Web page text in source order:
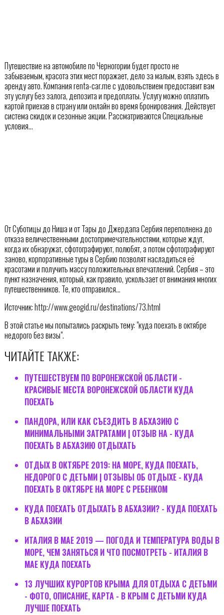
Путешествие на автомобиле по Черногории будет просто не
забываемым, красота этих мест поражает, дело за малым, взять здесь в
аренду авто. Компания renta-car.me с удовольствием предоставит вам
эту услугу без залога, депозита и предоплаты. Услугу можно оплатить
картой приехав в страну или онлайн во время бронирования. Действует
система скидок и сезонные акции. Рассматриваются Специальные
условия…
От Суботицы до Ниша и от Тары до Джердапа Сербия переполнена до
отказа величественными достопримечательностями, которые ждут,
когда их обнаружат, сфотографируют, полюбят, а потом сфотографируют
заново, корпоративные туры в Сербию позволят насладиться её
красотами и получить массу положительных впечатлений. Сербия – это
пункт назначения, который, как правило, ускользает от внимания многих
путешественников. Те, кто отправился…
Источник: http://www.geogid.ru/destinations/73.html
В этой статье мы попытались раскрыть тему: "куда поехать в октябре
недорого без визы".
ЧИТАЙТЕ ТАКЖЕ:
ПУТЕШЕСТВУЕМ ПО ВОРОНЕЖСКОЙ ОБЛАСТИ -
КРАСИВЫЕ МЕСТА ВОРОНЕЖСКОЙ ОБЛАСТИ КУДА
ПОЕХАТЬ
ПАНДОРА, ИЛИ КАК СЪЕЗДИТЬ В АБХАЗИЮ С
МИНИМАЛЬНЫМИ ЗАТРАТАМИ | ОТЗЫВ НА - КУДА
ПОЕХАТЬ В АБХАЗИЮ ОТДЫХАТЬ
ОТДЫХ В ОКТЯБРЕ 2019: НА МОРЕ, КУДА ПОЕХАТЬ,
НЕДОРОГО С ДЕТЬМИ | ОТЗЫВЫ ОБ ОТДЫХЕ - КУДА
ПОЕХАТЬ В ОКТЯБРЕ НА МОРЕ С РЕБЕНКОМ
КУДА ПОЕХАТЬ ОТДЫХАТЬ В АБХАЗИИ? - КУДА ПОЕХАТЬ
В АБХАЗИИ
ИТАЛИЯ В МАЕ 2019 — ПОГОДА И ТЕМПЕРАТУРА ВОДЫ В
МОРЕ, ЧЕМ ЗАНЯТЬСЯ И ЧТО ПОСМОТРЕТЬ - ИТАЛИЯ В
МАЕ КУДА ПОЕХАТЬ
13 ЛУЧШИХ КУРОРТОВ КРЫМА ДЛЯ ОТДЫХА С ДЕТЬМИ
- ФОТО, ОПИСАНИЕ, КАРТА - В КРЫМ С ДЕТЬМИ КУДА
ЛУЧШЕ ПОЕХАТЬ